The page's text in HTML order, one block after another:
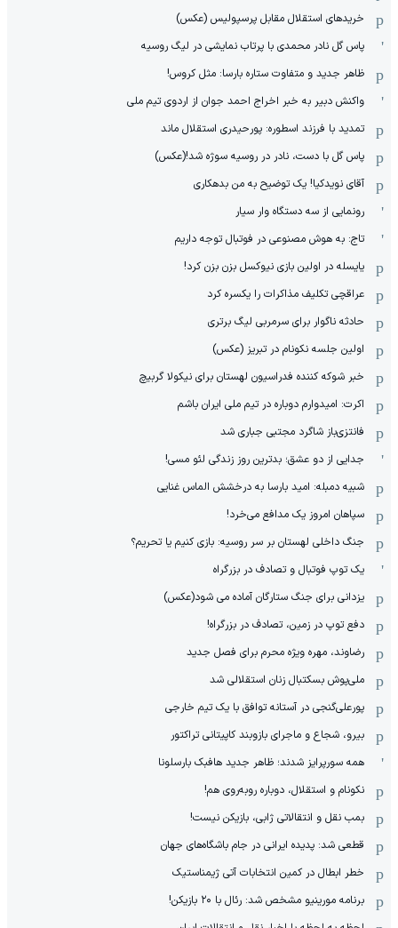
خریدهای استقلال مقابل پرسپولیس (عکس)
پاس گل نادر محمدی با پرتاب نمایشی در لیگ روسیه
ظاهر جدید و متفاوت ستاره بارسا: مثل کروس!
واکنش دبیر به خبر اخراج احمد جوان از اردوی تیم ملی
تمدید با فرزند اسطوره: پورحیدری استقلال ماند
پاس گل با دست، نادر در روسیه سوژه شد!(عکس)
آقای نویدکیا! یک توضیح به من بدهکاری
رونمایی از سه دستگاه وار سیار
تاج: به هوش مصنوعی در فوتبال توجه داریم
یایسله در اولین بازی نیوکسل بزن بزن کرد!
عراقچی تکلیف مذاکرات را یکسره کرد
حادثه ناگوار برای سرمربی لیگ برتری
اولین جلسه نکونام در تبریز (عکس)
خبر شوکه کننده فدراسیون لهستان برای نیکولا گربیچ
اکرت: امیدوارم دوباره در تیم ملی ایران باشم
فانتزی‌باز شاگرد مجتبی جباری شد
جدایی از دو عشق؛ بدترین روز زندگی لئو مسی!
شبیه دمبله: امید بارسا به درخشش الماس غنایی
سپاهان امروز یک مدافع می‌خرد!
جنگ داخلی لهستان بر سر روسیه: بازی کنیم یا تحریم؟
یک توپ فوتبال و تصادف در بزرگراه
یزدانی برای جنگ ستارگان آماده می شود(عکس)
دفع توپ در زمین، تصادف در بزرگراه!
رضاوند، مهره ویژه محرم برای فصل جدید
ملی‌پوش بسکتبال زنان استقلالی شد
پورعلی‌گنجی در آستانه توافق با یک تیم خارجی
بیرو، شجاع و ماجرای بازوبند کاپیتانی تراکتور
همه سورپرایز شدند؛ ظاهر جدید هافبک بارسلونا
نکونام و استقلال، دوباره روبه‌روی هم!
بمب نقل و انتقالاتی ژابی، بازیکن نیست!
قطعی شد: پدیده ایرانی در جام باشگاه‌های جهان
خطر ابطال در کمین انتخابات آتی ژیمناستیک
برنامه مورینیو مشخص شد: رئال با ۲۰ بازیکن!